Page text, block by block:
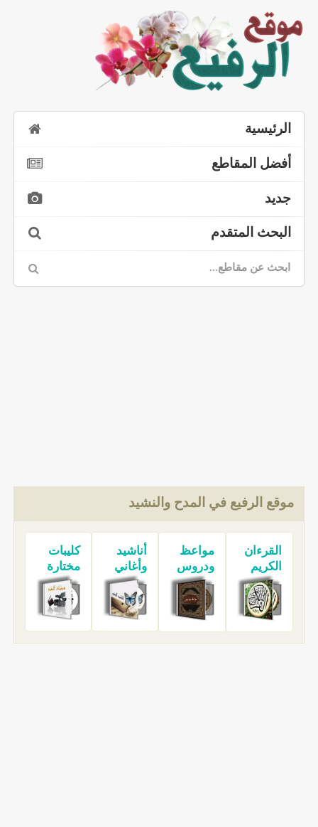
الرئيسية
أفضل المقاطع
جديد
البحث المتقدم
موقع الرفيع في المدح والنشيد
القرءان
الكريم
مواعظ
ودروس
أناشيد
وأغاني
كليبات
مختارة